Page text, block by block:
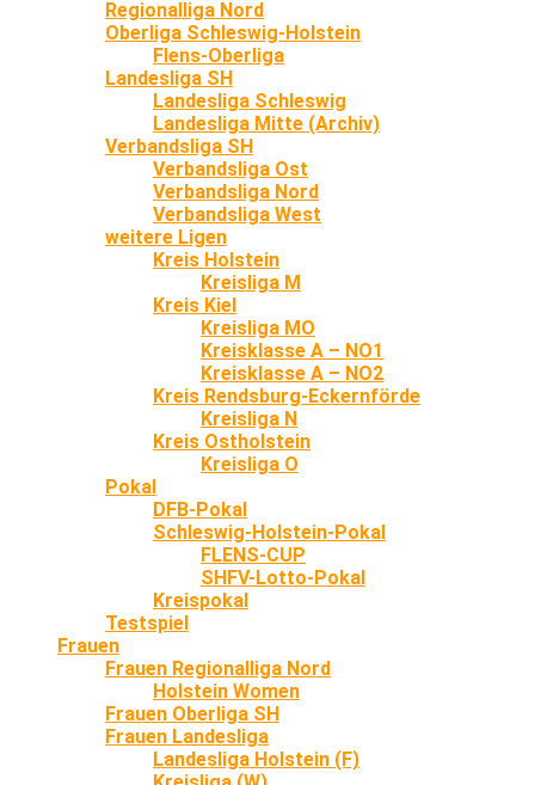
Regionalliga Nord
Oberliga Schleswig-Holstein
Flens-Oberliga
Landesliga SH
Landesliga Schleswig
Landesliga Mitte (Archiv)
Verbandsliga SH
Verbandsliga Ost
Verbandsliga Nord
Verbandsliga West
weitere Ligen
Kreis Holstein
Kreisliga M
Kreis Kiel
Kreisliga MO
Kreisklasse A – NO1
Kreisklasse A – NO2
Kreis Rendsburg-Eckernförde
Kreisliga N
Kreis Ostholstein
Kreisliga O
Pokal
DFB-Pokal
Schleswig-Holstein-Pokal
FLENS-CUP
SHFV-Lotto-Pokal
Kreispokal
Testspiel
Frauen
Frauen Regionalliga Nord
Holstein Women
Frauen Oberliga SH
Frauen Landesliga
Landesliga Holstein (F)